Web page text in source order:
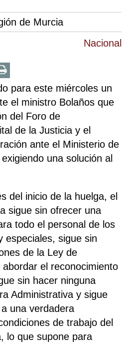
Nacional
de Murcia
para este miércoles un
el ministro Bolaños que
del Foro de
de la Justicia y el
ante el Ministerio de
una solución al
del inicio de la huelga, el
sigue sin ofrecer una
todo el personal de los
especiales, sigue sin
de la Ley de
el reconocimiento
sin hacer ninguna
Administrativa y sigue
una verdadera
de trabajo del
lo que supone para